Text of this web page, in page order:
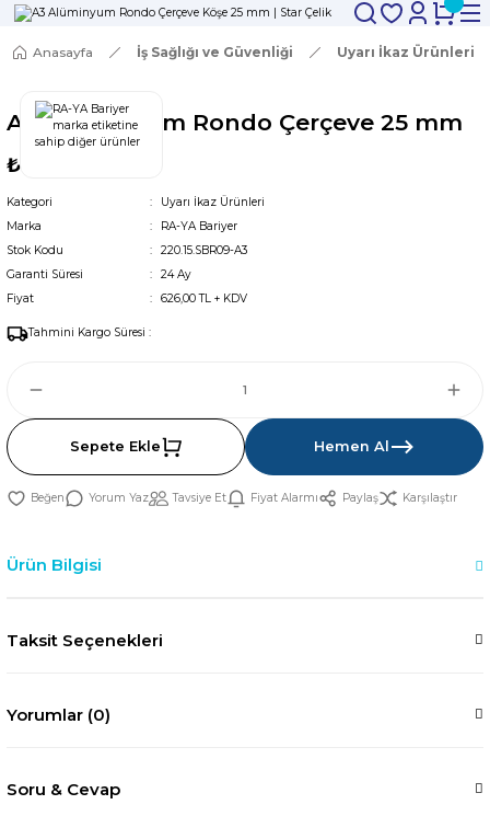
Anasayfa İş Sağlığı ve Güvenliği Uyarı İkaz Ürünleri
A3 Alüminyum Rondo Çerçeve 25 mm
₺751
Kategori
Uyarı İkaz Ürünleri
Marka
RA-YA Bariyer
Stok Kodu
220.15.SBR09-A3
Garanti Süresi
24 Ay
Fiyat
626,00 TL + KDV
Tahmini Kargo Süresi :
Sepete Ekle Hemen Al
Yorum Yaz Tavsiye Et Fiyat Alarmı Paylaş Karşılaştır
Ürün Bilgisi
Taksit Seçenekleri
Yorumlar (0)
Soru & Cevap